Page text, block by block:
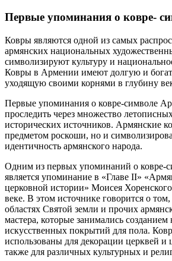
Первые упоминания о ковре-
Ковры являются одной из самых
армянских национальных
символизируют культуру и
Ковры в Армении имеют долгую и
уходящую своими корнями в глубину
Первые упоминания о ковре-символе
проследить через множество
исторических источников. Армянские
предметом роскоши, но и
идентичность армянского народа.
Одним из первых упоминаний о ковре-
является упоминание в «Главе II»
церковной истории» Моисея
веке. В этом источнике говорится о
областях Святой земли и прочих
мастера, которые занимались созданием
искусственных покрытий для пола.
использованы для декорации церквей и
также для различных культурных и